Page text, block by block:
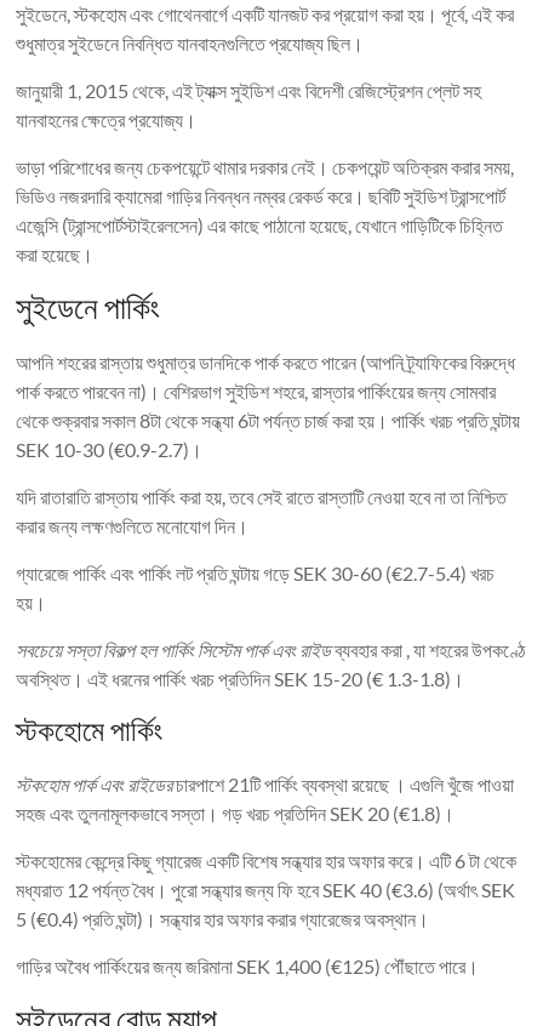
সুইডেনে, স্টকহোম এবং গোথেনবার্গে একটি যানজট কর প্রয়োগ করা হয়। পূর্বে, এই কর
শুধুমাত্র সুইডেনে নিবন্ধিত যানবাহনগুলিতে প্রযোজ্য ছিল।
জানুয়ারী 1, 2015 থেকে, এই ট্যাক্স সুইডিশ এবং বিদেশী রেজিস্ট্রেশন প্লেট সহ
যানবাহনের ক্ষেত্রে প্রযোজ্য।
ভাড়া পরিশোধের জন্য চেকপয়েন্টে থামার দরকার নেই। চেকপয়েন্ট অতিক্রম করার সময়,
ভিডিও নজরদারি ক্যামেরা গাড়ির নিবন্ধন নম্বর রেকর্ড করে। ছবিটি সুইডিশ ট্রান্সপোর্ট
এজেন্সি (ট্রান্সপোর্টস্টাইরেলসেন) এর কাছে পাঠানো হয়েছে, যেখানে গাড়িটিকে চিহ্নিত
করা হয়েছে।
সুইডেনে পার্কিং
আপনি শহরের রাস্তায় শুধুমাত্র ডানদিকে পার্ক করতে পারেন (আপনি ট্র্যাফিকের বিরুদ্ধে
পার্ক করতে পারবেন না)। বেশিরভাগ সুইডিশ শহরে, রাস্তার পার্কিংয়ের জন্য সোমবার
থেকে শুক্রবার সকাল 8টা থেকে সন্ধ্যা 6টা পর্যন্ত চার্জ করা হয়। পার্কিং খরচ প্রতি ঘন্টায়
SEK 10-30 (€0.9-2.7)।
যদি রাতারাতি রাস্তায় পার্কিং করা হয়, তবে সেই রাতে রাস্তাটি নেওয়া হবে না তা নিশ্চিত
করার জন্য লক্ষণগুলিতে মনোযোগ দিন।
গ্যারেজে পার্কিং এবং পার্কিং লট প্রতি ঘন্টায় গড়ে SEK 30-60 (€2.7-5.4) খরচ
হয়।
সবচেয়ে সস্তা বিকল্প হল পার্কিং সিস্টেম পার্ক এবং রাইডব্যবহার করা , যা শহরের উপকণ্ঠে
অবস্থিত। এই ধরনের পার্কিং খরচ প্রতিদিন SEK 15-20 (€ 1.3-1.8)।
স্টকহোমে পার্কিং
স্টকহোম পার্ক এবং রাইডেরচারপাশে 21টি পার্কিং ব্যবস্থা রয়েছে । এগুলি খুঁজে পাওয়া
সহজ এবং তুলনামূলকভাবে সস্তা। গড় খরচ প্রতিদিন SEK 20 (€1.8)।
স্টকহোমের কেন্দ্রে কিছু গ্যারেজ একটি বিশেষ সন্ধ্যার হার অফার করে। এটি 6 টা থেকে
মধ্যরাত 12 পর্যন্ত বৈধ। পুরো সন্ধ্যার জন্য ফি হবে SEK 40 (€3.6) (অর্থাৎ SEK
5 (€0.4) প্রতি ঘন্টা)। সন্ধ্যার হার অফার করার গ্যারেজের অবস্থান।
গাড়ির অবৈধ পার্কিংয়ের জন্য জরিমানা SEK 1,400 (€125) পৌঁছাতে পারে।